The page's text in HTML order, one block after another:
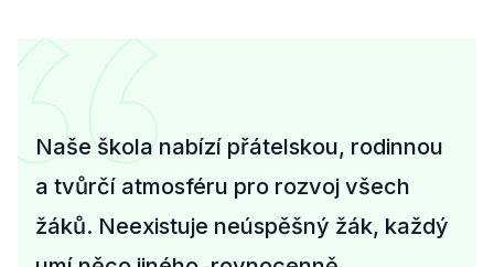
Naše škola nabízí přátelskou, rodinnou
a tvůrčí atmosféru pro rozvoj všech
žáků. Neexistuje neúspěšný žák, každý